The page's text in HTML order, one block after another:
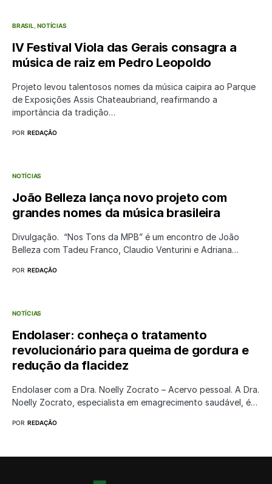
BRASIL NOTÍCIAS
IV Festival Viola das Gerais consagra a
música de raiz em Pedro Leopoldo
Projeto levou talentosos nomes da música caipira ao Parque
de Exposições Assis Chateaubriand, reafirmando a
importância da tradição…
POR REDAÇÃO
NOTÍCIAS
João Belleza lança novo projeto com
grandes nomes da música brasileira
Divulgação. “Nos Tons da MPB” é um encontro de João
Belleza com Tadeu Franco, Claudio Venturini e Adriana…
POR REDAÇÃO
NOTÍCIAS
Endolaser: conheça o tratamento
revolucionário para queima de gordura e
redução da flacidez
Endolaser com a Dra. Noelly Zocrato – Acervo pessoal. A Dra.
Noelly Zocrato, especialista em emagrecimento saudável, é…
POR REDAÇÃO